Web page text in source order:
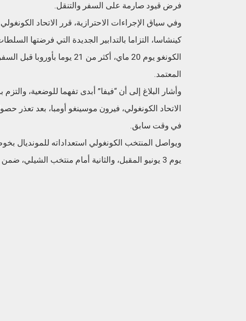
فرض قيود صارمة على السفر والتنقل.
وفي سياق الإجراءات الاحترازية، قرر الاتحاد
كينشاسا، التزاما بالتدابير الجديدة التي فرضتها
الكونغو يوم 20 ماي، أكثر من
المعتمد.
وأشار البلاغ إلى أن “فيفا” أبدى تفهما للوضعية،
الاتحاد الكونغولي، فيرون موسينغو أومبا، بعد تعذر
في وقت سابق.
ويواصل المنتخب الكونغولي استعداداته للمونديال
يوم 3 يونيو المقبل، والثانية أمام منتخب الشيلي، ضمن البرنامج الإعدادي قبل انطلاق كأس العالم 2026.